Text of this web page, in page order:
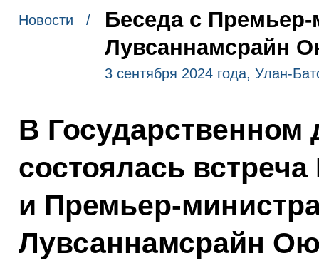
Новости /
Беседа с
Лувсаннамсрайн
3 сентября 2024 года, Улан-
В Государственном
состоялась
и Премьер-
Лувсаннамсрайн